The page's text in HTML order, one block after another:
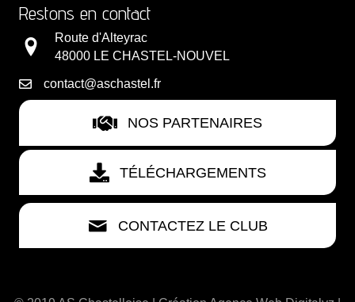
Restons en contact
Route d'Alteyrac
48000 LE CHASTEL-NOUVEL
contact@aschastel.fr
NOS PARTENAIRES
TÉLÉCHARGEMENTS
CONTACTEZ LE CLUB